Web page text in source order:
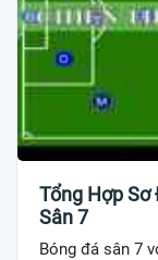
Tổng Hợp
Sân 7
Bóng đá sân 7